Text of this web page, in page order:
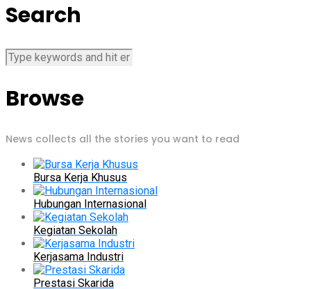
Search
Browse
News collects all the stories you want to read
Bursa Kerja Khusus
Hubungan Internasional
Kegiatan Sekolah
Kerjasama Industri
Prestasi Skarida